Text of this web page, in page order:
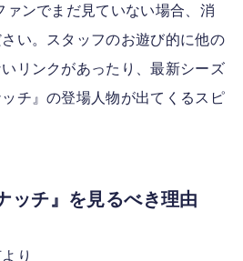
ァンでまだ見ていない場合、消
い。スタッフのお遊び的に他の
リンクがあったり、最新シーズ
チ』の登場人物が出てくるスピ
ッチ』を見るべき理由
り